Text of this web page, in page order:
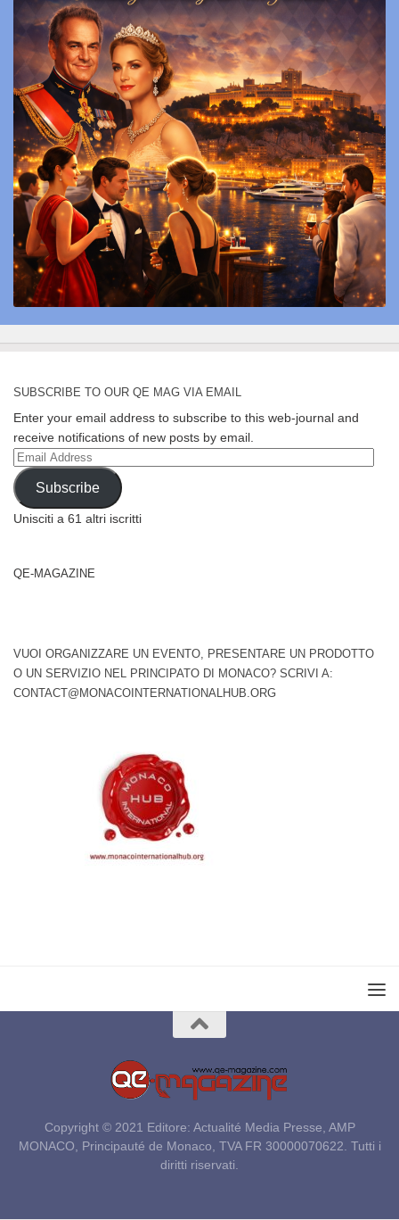
SUBSCRIBE TO OUR QE MAG VIA EMAIL
Enter your email address to subscribe to this web-journal and
receive notifications of new posts by email.
Email
Address
Subscribe
Unisciti a 61 altri iscritti
QE-MAGAZINE
VUOI ORGANIZZARE UN EVENTO, PRESENTARE UN PRODOTTO
O UN SERVIZIO NEL PRINCIPATO DI MONACO? SCRIVI A:
CONTACT@MONACOINTERNATIONALHUB.ORG
Copyright © 2021 Editore: Actualité Media Presse, AMP
MONACO, Principauté de Monaco, TVA FR 30000070622. Tutti i
diritti riservati.